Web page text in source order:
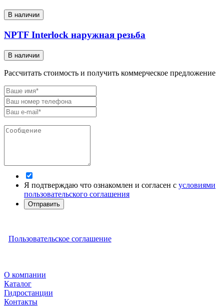
В наличии
NPTF Interlock наружная резьба
В наличии
Рассчитать стоимость и получить коммерческое предложение
Я подтверждаю что ознакомлен и согласен с условиями
пользовательского соглашения
Отправить
Пользовательское соглашение
О компании
Каталог
Гидростанции
Контакты